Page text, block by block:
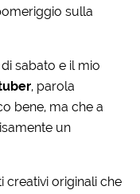
sulla
sabato e il mio
, parola
bene, ma che a
un
originali che